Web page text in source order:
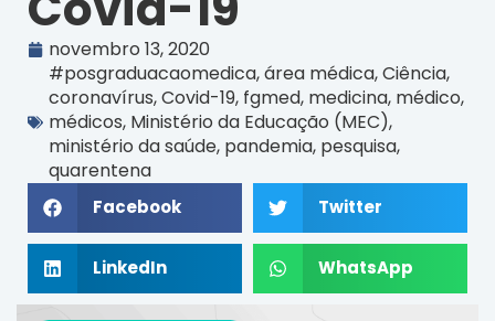
novembro 13, 2020
#posgraduacaomedica,área médica,Ciência,
coronavírus,Covid-19, fgmed, medicina, médico,
médicos, Ministério da Educação (MEC),
ministério da saúde, pandemia, pesquisa,
quarentena
Facebook Twitter
LinkedIn WhatsApp